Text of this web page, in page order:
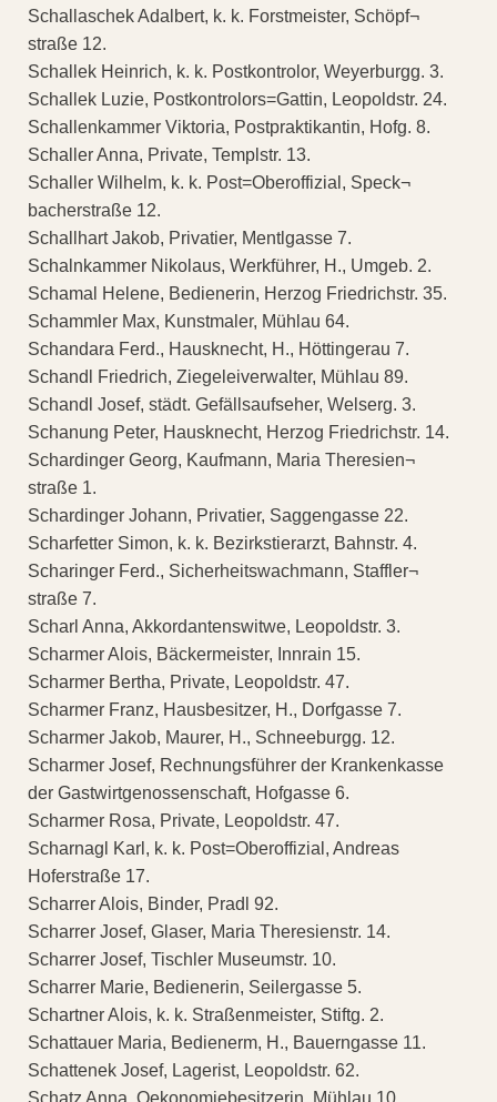
Schallaschek Adalbert, k. k. Forstmeister, Schöpf¬
straße 12.
Schallek Heinrich, k. k. Postkontrolor, Weyerburgg. 3.
Schallek Luzie, Postkontrolors=Gattin, Leopoldstr. 24.
Schallenkammer Viktoria, Postpraktikantin, Hofg. 8.
Schaller Anna, Private, Templstr. 13.
Schaller Wilhelm, k. k. Post=Oberoffizial, Speck¬
bacherstraße 12.
Schallhart Jakob, Privatier, Mentlgasse 7.
Schalnkammer Nikolaus, Werkführer, H., Umgeb. 2.
Schamal Helene, Bedienerin, Herzog Friedrichstr. 35.
Schammler Max, Kunstmaler, Mühlau 64.
Schandara Ferd., Hausknecht, H., Höttingerau 7.
Schandl Friedrich, Ziegeleiverwalter, Mühlau 89.
Schandl Josef, städt. Gefällsaufseher, Welserg. 3.
Schanung Peter, Hausknecht, Herzog Friedrichstr. 14.
Schardinger Georg, Kaufmann, Maria Theresien¬
straße 1.
Schardinger Johann, Privatier, Saggengasse 22.
Scharfetter Simon, k. k. Bezirkstierarzt, Bahnstr. 4.
Scharinger Ferd., Sicherheitswachmann, Staffler¬
straße 7.
Scharl Anna, Akkordantenswitwe, Leopoldstr. 3.
Scharmer Alois, Bäckermeister, Innrain 15.
Scharmer Bertha, Private, Leopoldstr. 47.
Scharmer Franz, Hausbesitzer, H., Dorfgasse 7.
Scharmer Jakob, Maurer, H., Schneeburgg. 12.
Scharmer Josef, Rechnungsführer der Krankenkasse
der Gastwirtgenossenschaft, Hofgasse 6.
Scharmer Rosa, Private, Leopoldstr. 47.
Scharnagl Karl, k. k. Post=Oberoffizial, Andreas
Hoferstraße 17.
Scharrer Alois, Binder, Pradl 92.
Scharrer Josef, Glaser, Maria Theresienstr. 14.
Scharrer Josef, Tischler Museumstr. 10.
Scharrer Marie, Bedienerin, Seilergasse 5.
Schartner Alois, k. k. Straßenmeister, Stiftg. 2.
Schattauer Maria, Bedienerm, H., Bauerngasse 11.
Schattenek Josef, Lagerist, Leopoldstr. 62.